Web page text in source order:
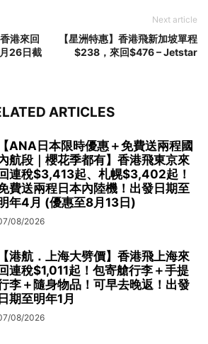
港來回
26日截
Next article
【星洲特惠】香港飛新加坡單程
$238，來回$476 – Jetstar
ARTICLES
【ANA日本限時優惠＋免費送兩程國
航段｜櫻花季都有】香港飛東京來
連稅$3,413起、札幌$3,402起！
費送兩程日本內陸機！出發日期至
年4月 (優惠至8月13日)
08/2026
【港航．上海大劈價】香港飛上海來
連稅$1,011起！包寄艙行李＋手提
李＋隨身物品！可早去晚返！出發
期至明年1月
08/2026